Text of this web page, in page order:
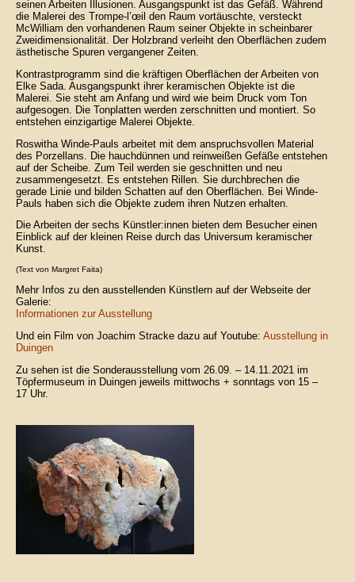
seinen Arbeiten Illusionen. Ausgangspunkt ist das Gefäß. Während
die Malerei des Trompe-l’œil den Raum vortäuschte, versteckt
McWilliam den vorhandenen Raum seiner Objekte in scheinbarer
Zweidimensionalität. Der Holzbrand verleiht den Oberflächen zudem
ästhetische Spuren vergangener Zeiten.
Kontrastprogramm sind die kräftigen Oberflächen der Arbeiten von
Elke Sada. Ausgangspunkt ihrer keramischen Objekte ist die
Malerei. Sie steht am Anfang und wird wie beim Druck vom Ton
aufgesogen. Die Tonplatten werden zerschnitten und montiert. So
entstehen einzigartige Malerei Objekte.
Roswitha Winde-Pauls arbeitet mit dem anspruchsvollen Material
des Porzellans. Die hauchdünnen und reinweißen Gefäße entstehen
auf der Scheibe. Zum Teil werden sie geschnitten und neu
zusammengesetzt. Es entstehen Rillen. Sie durchbrechen die
gerade Linie und bilden Schatten auf den Oberflächen. Bei Winde-
Pauls haben sich die Objekte zudem ihren Nutzen erhalten.
Die Arbeiten der sechs Künstler:innen bieten dem Besucher einen
Einblick auf der kleinen Reise durch das Universum keramischer
Kunst.
(Text von Margret Faita)
Mehr Infos zu den ausstellenden Künstlern auf der Webseite der
Galerie:
Informationen zur Ausstellung
Und ein Film von Joachim Stracke dazu auf Youtube: Ausstellung in
Duingen
Zu sehen ist die Sonderausstellung vom 26.09. – 14.11.2021 im
Töpfermuseum in Duingen jeweils mittwochs + sonntags von 15 –
17 Uhr.